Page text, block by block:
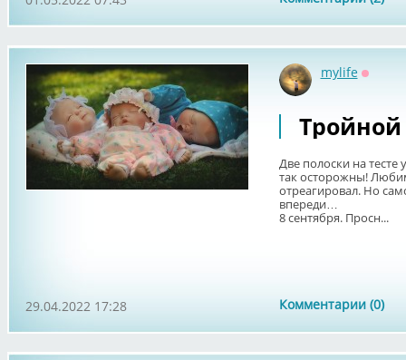
mylife
Две полоски на
так осторожны!
отреагировал. Но
впереди…
8 сентября. Просн...
Комментарии (0)
29.04.2022 17:28